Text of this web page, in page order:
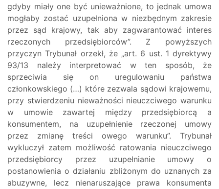
gdyby miały one być unieważnione, to jednak umowa
mogłaby zostać uzupełniona w niezbędnym zakresie
przez sąd krajowy, tak aby zagwarantować interes
rzeczonych przedsiębiorców”. Z powyższych
przyczyn Trybunał orzekł, że „art. 6 ust. 1 dyrektywy
93/13 należy interpretować w ten sposób, że
sprzeciwia się on uregulowaniu państwa
członkowskiego (…) które zezwala sądowi krajowemu,
przy stwierdzeniu nieważności nieuczciwego warunku
w umowie zawartej między przedsiębiorcą a
konsumentem, na uzupełnienie rzeczonej umowy
przez zmianę treści owego warunku”. Trybunał
wykluczył zatem możliwość ratowania nieuczciwego
przedsiębiorcy przez uzupełnianie umowy o
postanowienia o działaniu zbliżonym do uznanych za
abuzywne, lecz nienaruszające prawa konsumenta